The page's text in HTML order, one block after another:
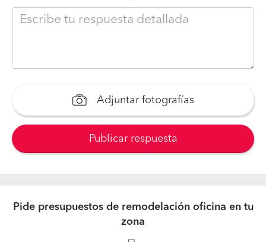
Adjuntar fotografías
Publicar respuesta
Pide presupuestos de remodelación oficina en tu
zona